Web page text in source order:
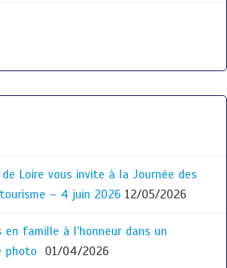
de Loire vous invite à la Journée des
– 4 juin 2026 12/05/2026
famille à l’honneur dans un
photo
01/04/2026